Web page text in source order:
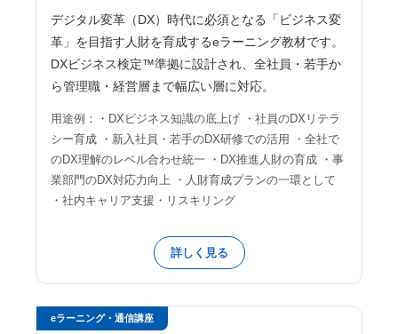
デジタル変革（DX）時代に必須となる「ビジネス変
革」を目指す人財を育成するeラーニング教材です。
DXビジネス検定™準拠に設計され、全社員・若手か
ら管理職・経営層まで幅広い層に対応。
用途例：・DXビジネス知識の底上げ ・社員のDXリテラ
シー育成 ・新入社員・若手のDX研修での活用 ・全社で
のDX理解のレベル合わせ統一 ・DX推進人財の育成 ・事
業部門のDX対応力向上 ・人財育成プランの一環として
・社内キャリア支援・リスキリング
詳しく見る
eラーニング・通信講座